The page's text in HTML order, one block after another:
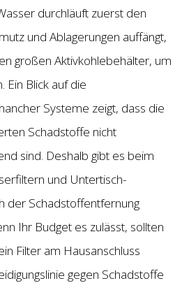
durchläuft zuerst den
und Ablagerungen auffängt,
großen Aktivkohlebehälter, um
Ein Blick auf die
Systeme zeigt, dass die
Schadstoffe nicht
sind. Deshalb gibt es beim
und Untertisch-
der Schadstoffentfernung
Ihr Budget es zulässt, sollten
Filter am Hausanschluss
gegen Schadstoffe